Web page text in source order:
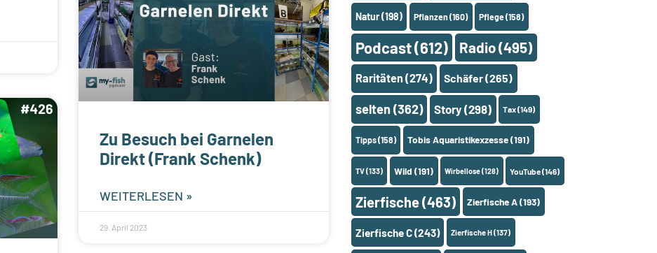
Zu Besuch bei Garnelen
Direkt (Frank Schenk)
WEITERLESEN »
29. April 2023
Natur(198) Pflanzen(160) Pflege(158)
Podcast(612) Radio(495)
Raritäten (274) Schäfer(265)
selten (362) Story (298) Tax(149)
Tipps(158) Tobis Aquaristikexzesse(191)
TV(133) Wild (191) Wirbellose(128) YouTube(146)
Zierfische(463) Zierfische A(193)
Zierfische C(243) Zierfische H(137)